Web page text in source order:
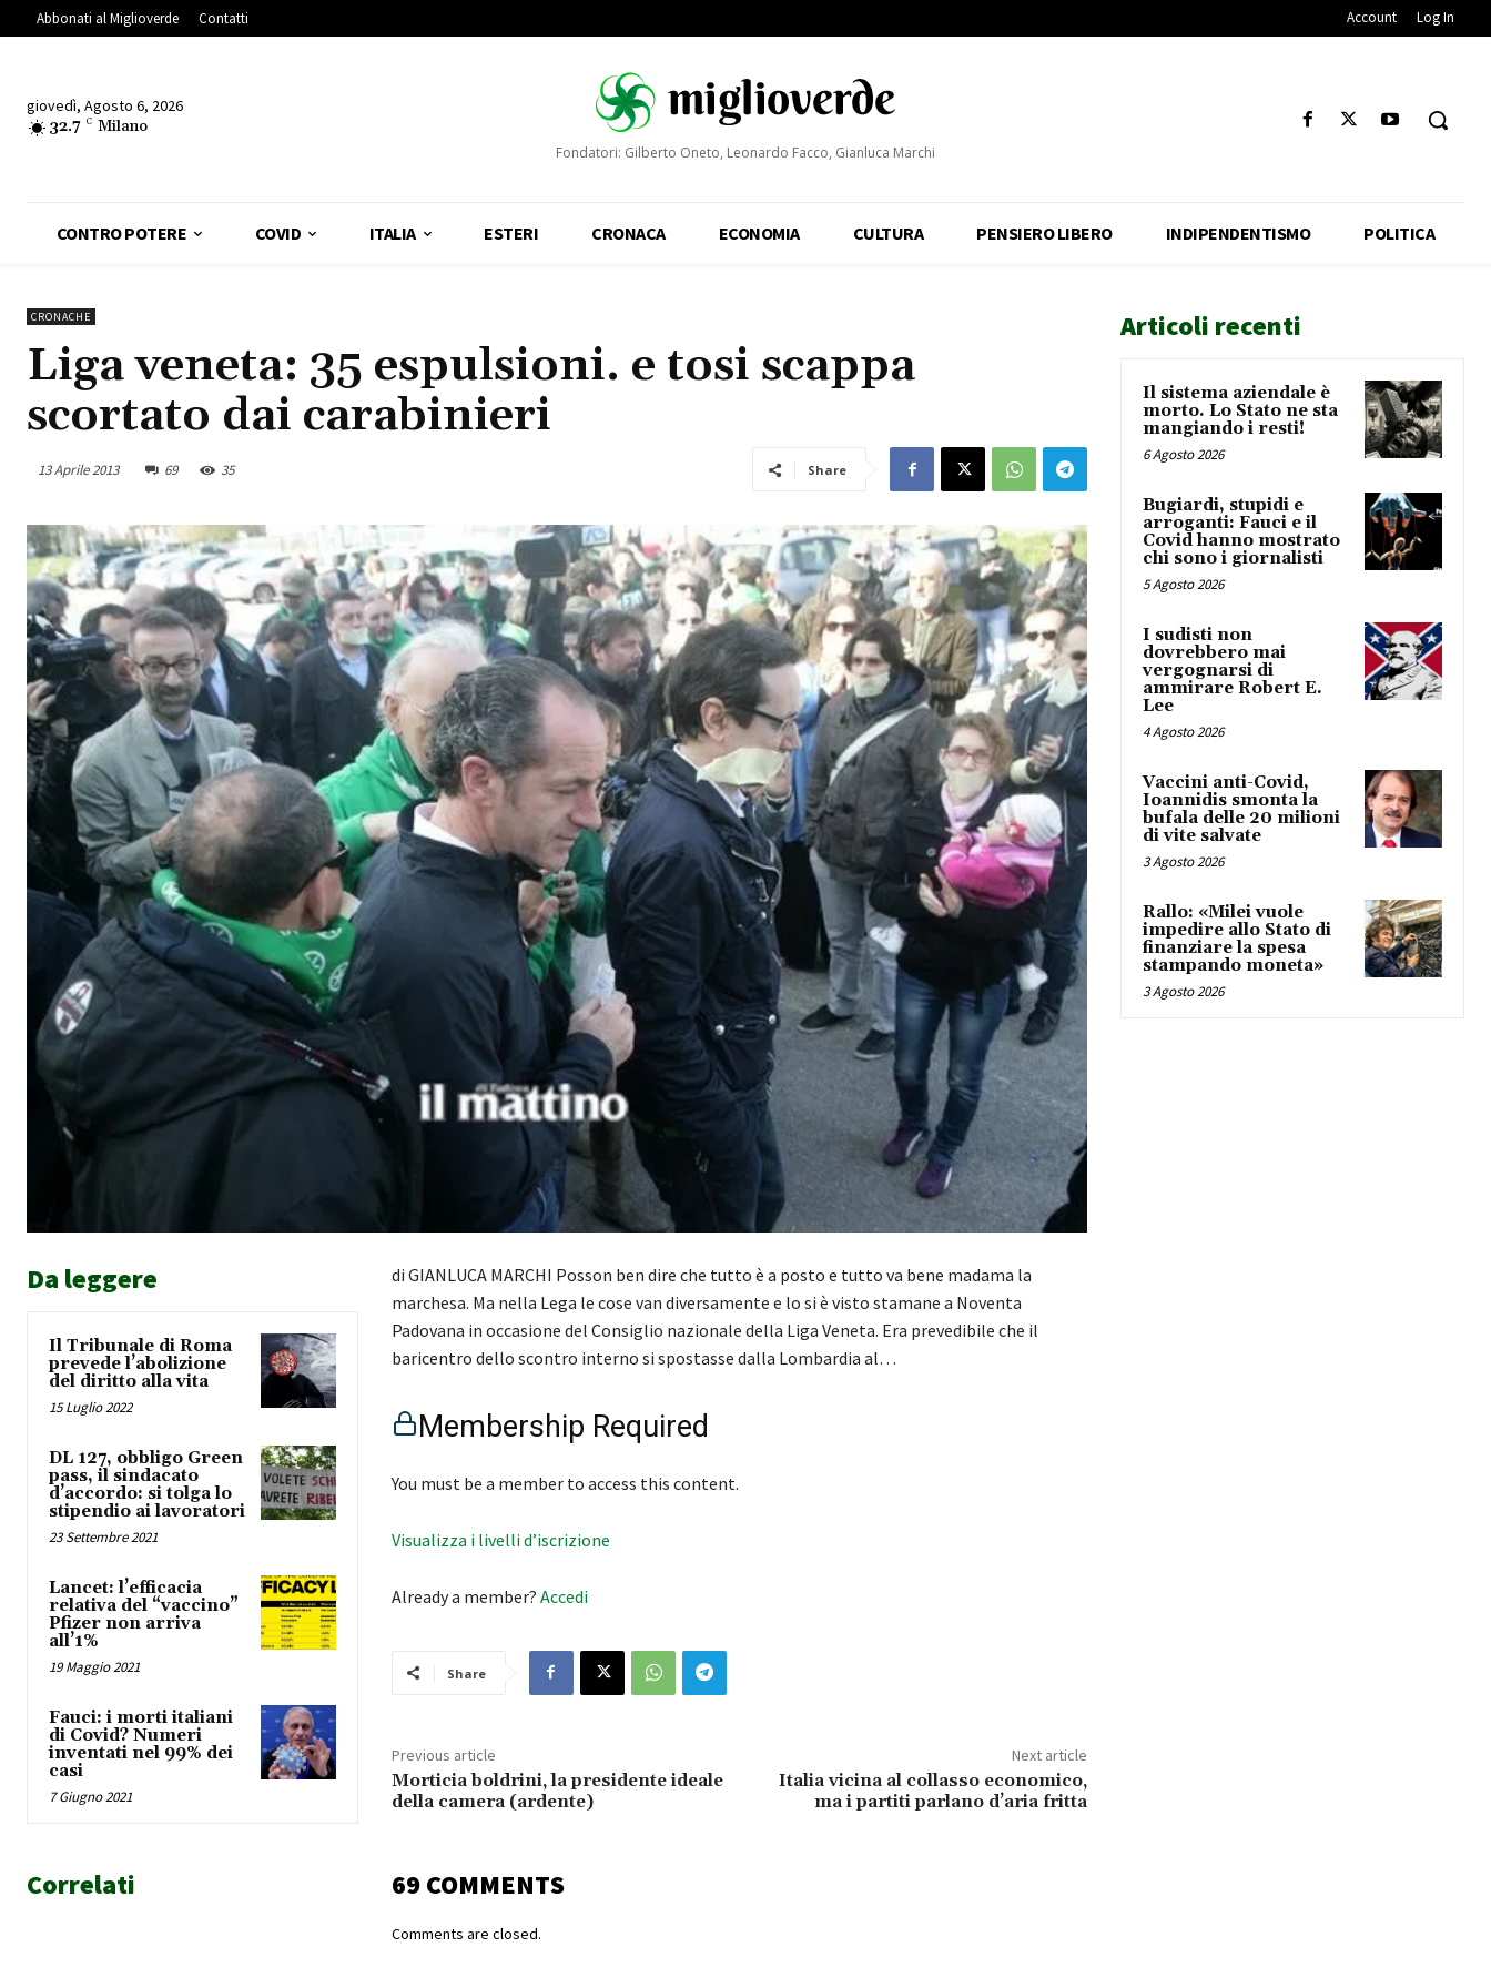
Abbonati al Miglioverde Contatti Account Log In
giovedì, Agosto 6, 2026
32.7 C Milano
Fondatori: Gilberto Oneto, Leonardo Facco, Gianluca Marchi
CONTRO POTERE COVID ITALIA ESTERI CRONACA ECONOMIA CULTURA PENSIERO LIBERO INDIPENDENTISMO POLITICA
CRONACHE
Liga veneta: 35 espulsioni. e tosi scappa
scortato dai carabinieri
13 Aprile 2013 69 35 Share
Da leggere
Il Tribunale di Roma
prevede l’abolizione
del diritto alla vita
15 Luglio 2022
DL 127, obbligo Green
pass, il sindacato
d’accordo: si tolga lo
stipendio ai lavoratori
23 Settembre 2021
Lancet: l’efficacia
relativa del “vaccino”
Pfizer non arriva
all’1%
19 Maggio 2021
Fauci: i morti italiani
di Covid? Numeri
inventati nel 99% dei
casi
7 Giugno 2021
di GIANLUCA MARCHI Posson ben dire che tutto è a posto e tutto va bene madama la
marchesa. Ma nella Lega le cose van diversamente e lo si è visto stamane a Noventa
Padovana in occasione del Consiglio nazionale della Liga Veneta. Era prevedibile che il
baricentro dello scontro interno si spostasse dalla Lombardia al…
Membership Required
You must be a member to access this content.
Visualizza i livelli d’iscrizione
Already a member? Accedi
Share
Previous article
Morticia boldrini, la presidente ideale
della camera (ardente)
Next article
Italia vicina al collasso economico,
ma i partiti parlano d’aria fritta
Correlati 69 COMMENTS
Comments are closed.
Articoli recenti
Il sistema aziendale è
morto. Lo Stato ne sta
mangiando i resti!
6 Agosto 2026
Bugiardi, stupidi e
arroganti: Fauci e il
Covid hanno mostrato
chi sono i giornalisti
5 Agosto 2026
I sudisti non
dovrebbero mai
vergognarsi di
ammirare Robert E.
Lee
4 Agosto 2026
Vaccini anti-Covid,
Ioannidis smonta la
bufala delle 20 milioni
di vite salvate
3 Agosto 2026
Rallo: «Milei vuole
impedire allo Stato di
finanziare la spesa
stampando moneta»
3 Agosto 2026